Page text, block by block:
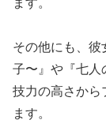
その他にも、彼
子〜』や『七人
技力の高さから
ます。